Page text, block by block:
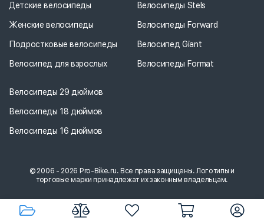
Детские велосипеды
Женские велосипеды
Подростковые велосипеды
Велосипед для взрослых
Велосипеды Stels
Велосипеды Forward
Велосипед Giant
Велосипеды Format
Велосипеды 29 дюймов
Велосипеды 18 дюймов
Велосипеды 16 дюймов
© 2006 - 2026 Pro-Bike.ru. Все права защищены. Логотипы и
торговые марки принадлежат их законным владельцам.